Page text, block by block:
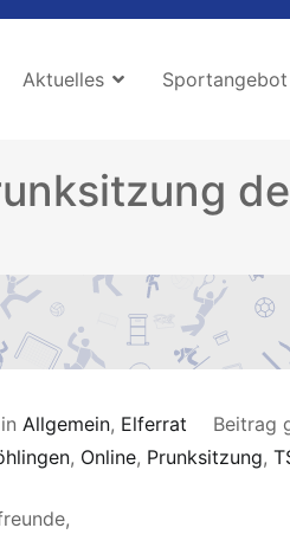
Aktuelles Sportangebot
Allgemein, Elferrat Beitrag
, Online, Prunksitzung,